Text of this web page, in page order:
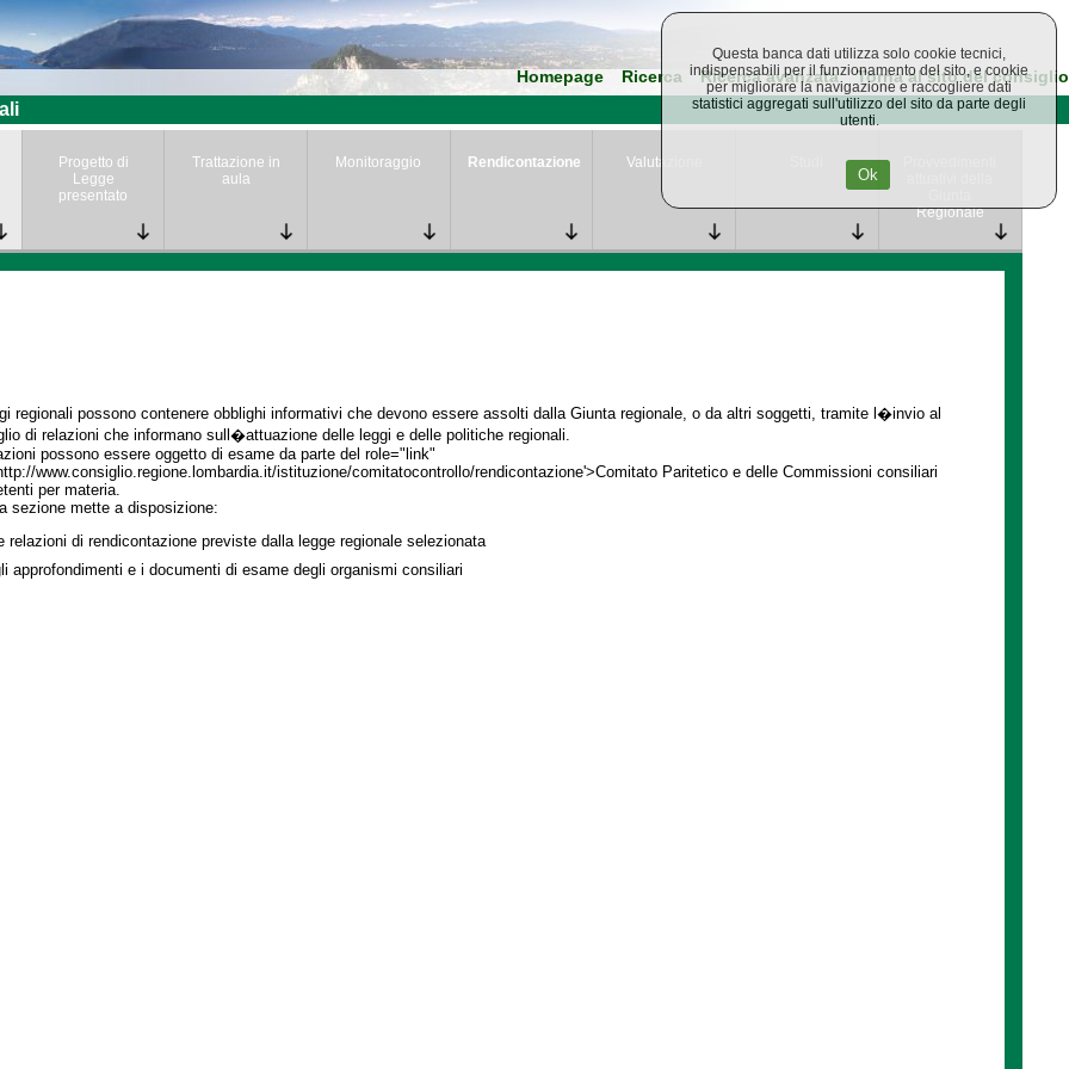
Homepage Ricerca Ricerca avanzata Torna al sito del consiglio
Progetto di
Legge
presentato
Trattazione in
aula
Monitoraggio Rendicontazione Valutazione
Regionale
regionali possono contenere obblighi informativi che devono essere assolti dalla Giunta regionale, o da altri soggetti, tramite l�invio al
di relazioni che informano sull�attuazione delle leggi e delle politiche regionali.
possono essere oggetto di esame da parte del role="link"
www.consiglio.regione.lombardia.it/istituzione/comitatocontrollo/rendicontazione'>Comitato Paritetico e delle Commissioni consiliari
per materia.
sezione mette a disposizione:
relazioni di rendicontazione previste dalla legge regionale selezionata
approfondimenti e i documenti di esame degli organismi consiliari
Questa banca dati utilizza solo cookie tecnici,
indispensabili per il funzionamento del sito, e cookie
per migliorare la navigazione e raccogliere dati
statistici aggregati sull'utilizzo del sito da parte degli
utenti.
Ok